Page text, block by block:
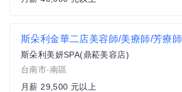
斯朵利金華二店美容師/美療師/芳療師
斯朵利美妍SPA(鼎菘美容店)
台南市-南區
月薪 29,500 元以上